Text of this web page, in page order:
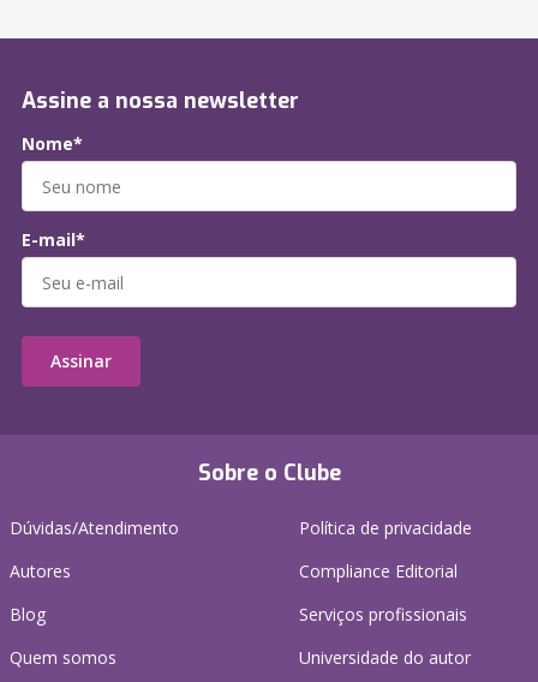
Sobre o Clube
Dúvidas/Atendimento
Autores
Blog
Quem somos
Política de privacidade
Compliance Editorial
Serviços profissionais
Universidade do autor
Assine a nossa newsletter
Nome*
E-mail*
Assinar